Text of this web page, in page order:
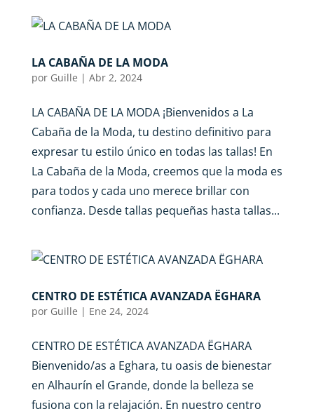
LA CABAÑA DE LA MODA
por Guille | Abr 2, 2024
LA CABAÑA DE LA MODA ¡Bienvenidos a La
Cabaña de la Moda, tu destino definitivo para
expresar tu estilo único en todas las tallas! En
La Cabaña de la Moda, creemos que la moda es
para todos y cada uno merece brillar con
confianza. Desde tallas pequeñas hasta tallas...
CENTRO DE ESTÉTICA AVANZADA ËGHARA
por Guille | Ene 24, 2024
CENTRO DE ESTÉTICA AVANZADA ËGHARA
Bienvenido/as a Eghara, tu oasis de bienestar
en Alhaurín el Grande, donde la belleza se
fusiona con la relajación. En nuestro centro